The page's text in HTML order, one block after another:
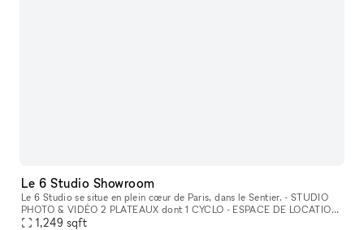
Le 6 Studio Showroom
Le 6 Studio se situe en plein cœur de Paris, dans le Sentier. - STUDIO
PHOTO & VIDÉO 2 PLATEAUX dont 1 CYCLO - ESPACE DE LOCATION
POUR SHOWROOMS / EXPOSITIONS / CASTINGS
1,249 sqft